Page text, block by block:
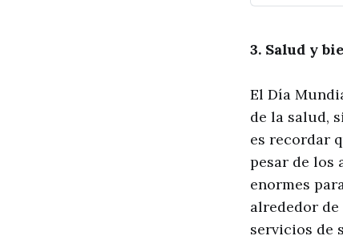
3. Salud y
El Día
de la salud,
es recordar
pesar de los
enormes
alrededor de
servicios de